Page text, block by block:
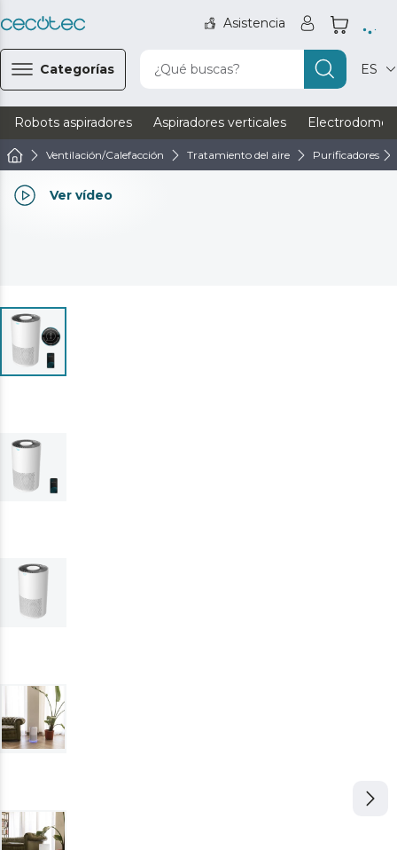
Asistencia
Categorías ¿Qué buscas? ES
Robots aspiradores Aspiradores verticales
Ventilación/Calefacción Tratamiento del aire Purificadores
Ver vídeo